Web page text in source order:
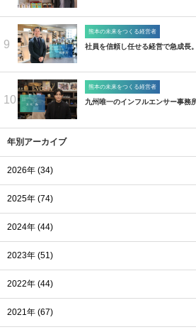
9
熊本の未来をつくる経営者
社員を信頼し任せる経営で急成長
10
熊本の未来をつくる経営者
九州唯一のインフルエンサー事務
年別アーカイブ
2026年 (34)
2025年 (74)
2024年 (44)
2023年 (51)
2022年 (44)
2021年 (67)